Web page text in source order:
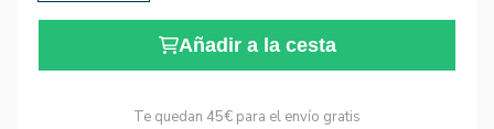
Añadir a la cesta
Te quedan 45€ para el envío gratis